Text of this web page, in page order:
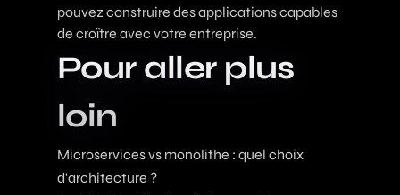
pouvez construire des applications capables
de croître avec votre entreprise.
Pour aller plus
loin
Microservices vs monolithe : quel choix
d'architecture ?